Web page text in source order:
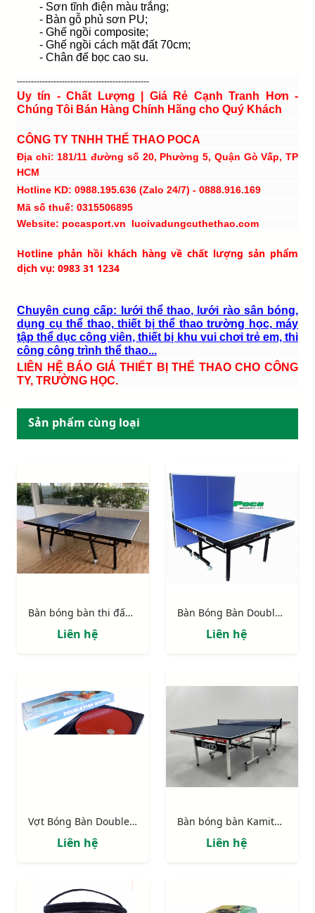
- Sơn tĩnh điện màu trắng;
- Bàn gỗ phủ sơn PU;
- Ghế ngồi composite;
- Ghế ngồi cách mặt đất 70cm;
- Chân đế bọc cao su.
-----------------------------------------------
Uy tín - Chất Lượng | Giá Rẻ Cạnh Tranh Hơn -
Chúng Tôi Bán Hàng Chính Hãng cho Quý Khách
CÔNG TY TNHH THỂ THAO POCA
Địa chỉ: 181/11 đường số 20, Phường 5, Quận Gò Vấp, TP
HCM
Hotline KD: 0988.195.636 (Zalo 24/7) - 0888.916.169
Mã số thuế: 0315506895
Website: pocasport.vn luoivadungcuthethao.com
Hotline phản hồi khách hàng về chất lượng sản phẩm
dịch vụ: 0983 31 1234
Chuyên cung cấp: lưới thể thao, lưới rào sân bóng,
dụng cụ thể thao, thiết bị thể thao trường học, máy
tập thể dục công viên, thiết bị khu vui chơi trẻ em, thi
công công trình thể thao...
LIÊN HỆ BÁO GIÁ THIẾT BỊ THỂ THAO CHO CÔNG
TY, TRƯỜNG HỌC.
Sản phẩm cùng loại
Bàn bóng bàn thi đấu 303551
Liên hệ
Bàn Bóng Bàn Double Fish 203M-2
Liên hệ
Vợt Bóng Bàn Double Fish 3A-C
Liên hệ
Bàn bóng bàn Kamito 6825 ECO
Liên hệ